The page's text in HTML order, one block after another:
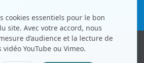
Copyright © CC.Comunication
Tous droits réservés
cookies essentiels pour le bon
site. Avec votre accord, nous
d’audience et la lecture de
YouTube ou Vimeo.